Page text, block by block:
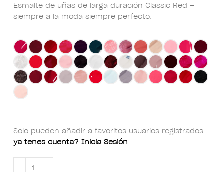
Esmalte de uñas de larga duración Classic Red –
siempre a la moda siempre perfecto.
Solo pueden añadir a favoritos usuarios registrados -
ya tenes cuenta? Inicia Sesión